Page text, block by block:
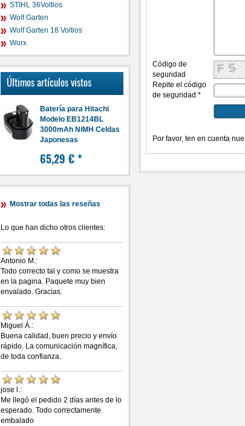
STIHL 36Voltios
Wolf Garten
Wolf Garten 18 Voltios
Worx
Últimos artículos vistos
Batería para Hitachi
Modelo EB1214BL
3000mAh NiMH Celdas
Japonesas
65,29 €*
Mostrar todas las reseñas
Lo que han dicho otros clientes:
Antonio M.:
Todo correcto tal y como se muestra
en la pagina. Paquete muy bien
envalado. Gracias.
Miguel Á.:
Buena calidad, buen precio y envío
rápido. La comunicación magnífica,
de toda confianza.
jose l.:
Me llegó el pedido 2 días antes de lo
esperado. Todo correctamente
embalado
Código de
seguridad
Repite el código
de seguridad *
Por favor, ten en cuenta